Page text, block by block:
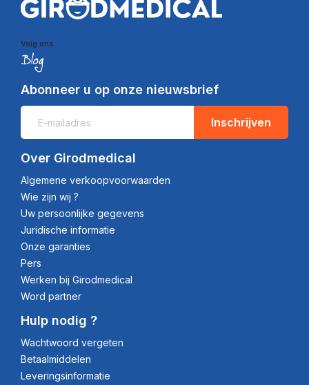
Volg ons
Abonneer u op onze nieuwsbrief
Inschrijven
Over Girodmedical
Algemene verkoopvoorwaarden
Wie zijn wij ?
Uw persoonlijke gegevens
Juridische informatie
Onze garanties
Pers
Werken bij Girodmedical
Word partner
Hulp nodig ?
Wachtwoord vergeten
Betaalmiddelen
Leveringsinformatie